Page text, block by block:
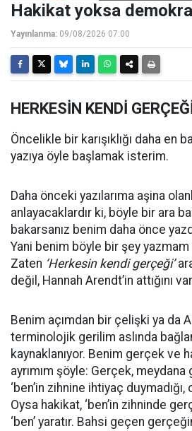
Hakikat yoksa
Yayınlanma: 09/08/2026 07:00
HERKESİN KENDİ
Öncelikle bir karışıklığı daha en
yazıya öyle başlamak isterim.
Daha önceki yazılarıma aşina
anlayacaklardır ki, böyle bir ara
bakarsanız benim daha önce
Yani benim böyle bir şey
Zaten ‘Herkesin kendi gerçeği’
değil, Hannah Arendt’in attığını
Benim açımdan bir çelişki ya da
terminolojik gerilim aslında
kaynaklanıyor. Benim gerçek ve
ayrımım şöyle: Gerçek, meydana
‘ben’in zihnine ihtiyaç
Oysa hakikat, ‘ben’in zihninde
‘ben’ yaratır. Bahsi geçen